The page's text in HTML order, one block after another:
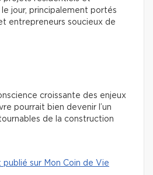
jour, principalement portés
entrepreneurs soucieux de
croissante des enjeux
pourrait bien devenir l’un
de la construction
sur Mon Coin de Vie